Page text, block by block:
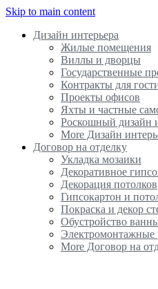
Skip to main content
Дизайн интерьера
Жилые помещения
Виллы и дворцы
Государственные
Контракты для
Проекты офисов
Яхты и частные
Роскошный дизайн
More Дизайн
Договор на отделку
Укладка мозаики
Декоративное
Декорация потолков
Гипсокартон и
Покраска и декор
Обустройство
Электромонтажные
More Договор на